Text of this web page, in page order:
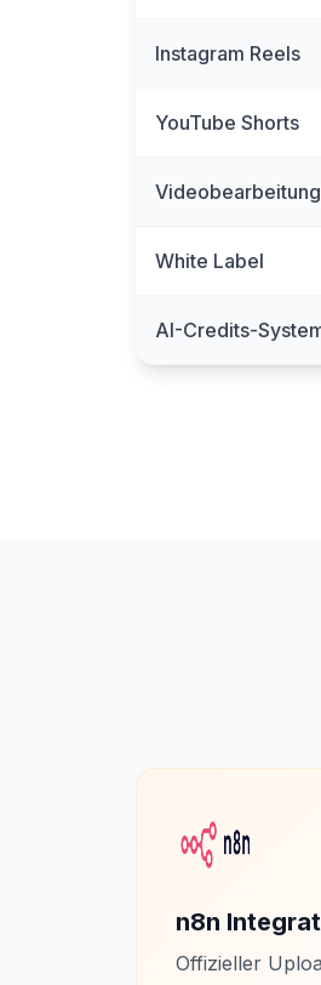
Instagram Reels
YouTube Shorts
White Label
AI-Credits-
n8n
Offizieller